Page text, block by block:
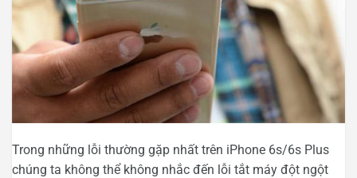
Trong những lỗi thường gặp nhất trên iPhone 6s/6s Plus
chúng ta không thể không nhắc đến lỗi tắt máy đột ngột